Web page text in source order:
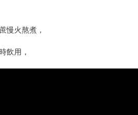
慢火熬煮，
飲用，